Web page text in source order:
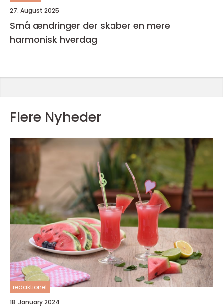
27. August 2025
Små ændringer der skaber en mere
harmonisk hverdag
Flere Nyheder
redaktionel
18. January 2024